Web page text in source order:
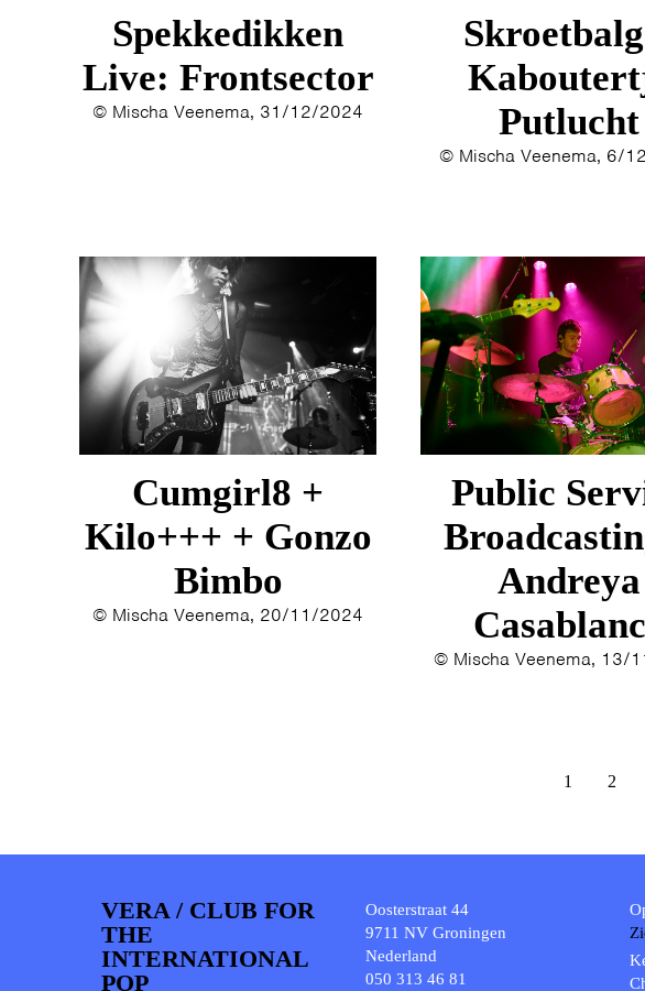
Spekkedikken
Live: Frontsector
© Mischa Veenema, 31/12/2024
Putlucht
© Mischa Veenema, 6/
Cumgirl8 +
Kilo+++ + Gonzo
Bimbo
© Mischa Veenema, 20/11/2024
Public
Andreya
© Mischa Veenema, 13/
1 2
VERA / CLUB FOR
THE
INTERNATIONAL
POP
Oosterstraat 44
9711 NV Groningen
Nederland
050 313 46 81